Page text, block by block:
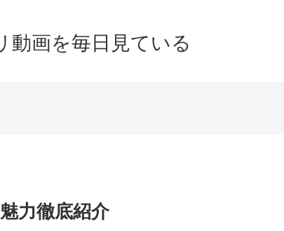
動画を毎日見ている
力徹底紹介